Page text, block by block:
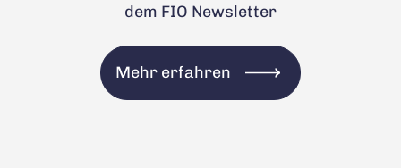
dem FIO Newsletter
Mehr erfahren